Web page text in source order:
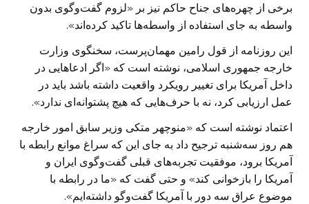
برخی از چهره‌های جناح حاکم نیز بر «لزوم گفت‌وگوی بدون
واسطه به جای استفاده از واسطه‌ها تاکید کرده‌اند».
این روزنامه از قول رامین مهمان‌پرست، سخنگوی وزارت
خارجه جمهوری اسلامی، نوشته است که «اگر ادعاهایی در
داخل آمریکا برای تغییر رویکرد واقعیت داشته باشد باید در
عمل ارزیابی کرد، نه با حرف‌هایی که هیچ پشتوانه‌ای ندارد».
اعتماد نوشته است که «منوچهر متکی وزیر سابق امور خارجه
هم روز سه‌شنبه ترجیح داد به جای این که سراغ موانع رابطه با
آمریکا برود، موفقیت تجربه‌های قبلی گفت‌وگوی ایران و
آمریکا را بازخوانی کند» و حتی گفت که «ما در رابطه با
موضوع عراق سه دور با آمریکا گفت‌وگو داشته‌ایم».